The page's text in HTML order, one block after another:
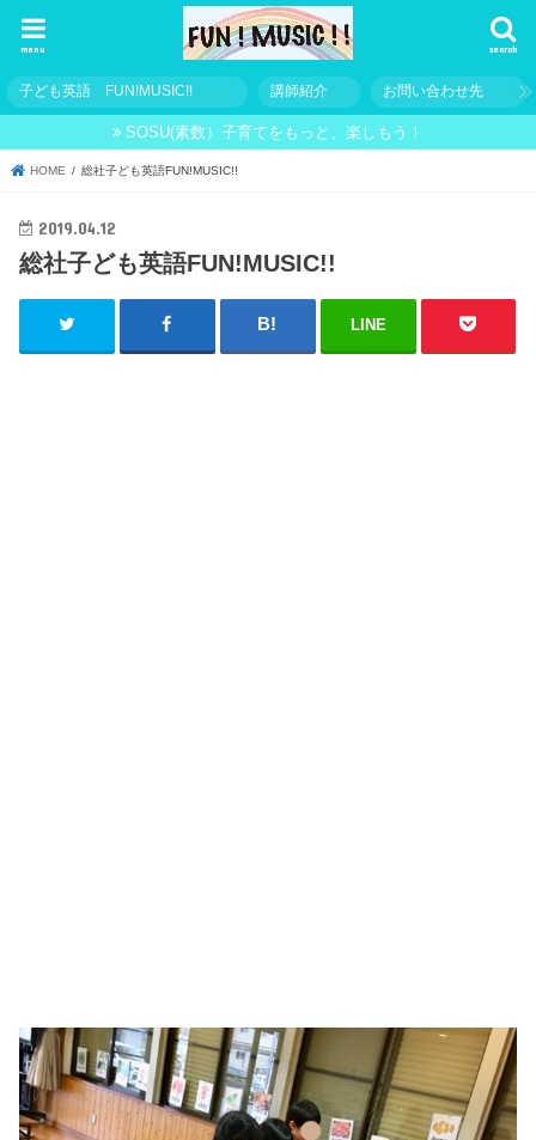
search
menu
子ども英語 FUN!MUSIC!! 講師紹介 お問い合わせ先
SOSU(素数）子育てをもっと、楽しもう！
HOME 総社子ども英語FUN!MUSIC!!
2019.04.12
総社子ども英語FUN!MUSIC!!
LINE